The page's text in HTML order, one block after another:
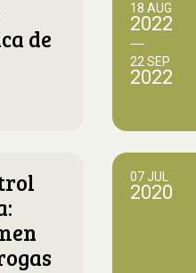
de
18 AUG
2022
22 SEP
2022
07 JUL
2020